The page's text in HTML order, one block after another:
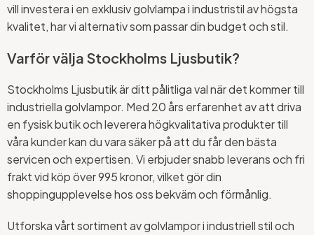
vill investera i en exklusiv golvlampa i industristil av högsta
kvalitet, har vi alternativ som passar din budget och stil.
Varför välja Stockholms Ljusbutik?
Stockholms Ljusbutik är ditt pålitliga val när det kommer till
industriella golvlampor. Med 20 års erfarenhet av att driva
en fysisk butik och leverera högkvalitativa produkter till
våra kunder kan du vara säker på att du får den bästa
servicen och expertisen. Vi erbjuder snabb leverans och fri
frakt vid köp över 995 kronor, vilket gör din
shoppingupplevelse hos oss bekväm och förmånlig.
Utforska vårt sortiment av golvlampor i industriell stil och